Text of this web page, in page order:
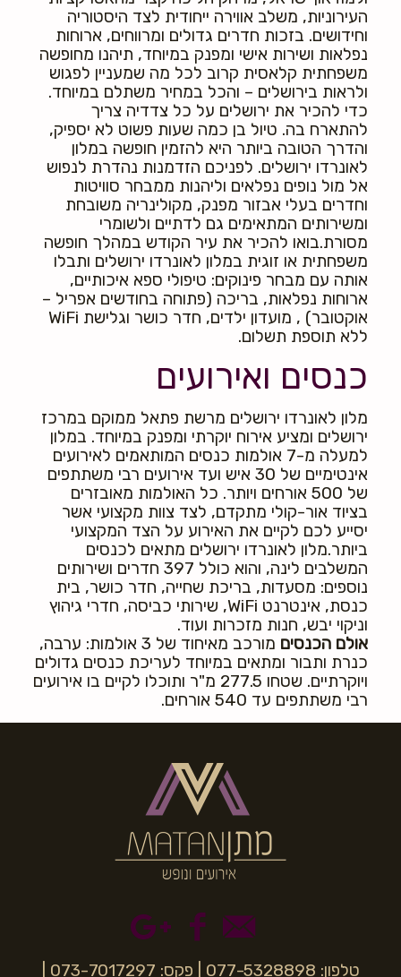
העירוניות, משלב אווירה ייחודית לצד היסטוריה
וחידושים. בזכות חדרים גדולים ומרווחים, ארוחות
נפלאות ושירות אישי ומפנק במיוחד, תיהנו מחופשה
משפחתית קלאסית קרוב לכל מה שמעניין לפגוש
ולראות בירושלים – והכל במחיר משתלם במיוחד.
כדי להכיר את ירושלים על כל צדדיה צריך
להתארח בה. טיול בן כמה שעות פשוט לא יספיק,
והדרך הטובה ביותר היא להזמין חופשה במלון
לאונרדו ירושלים. לפניכם הזדמנות נהדרת לנפוש
אל מול נופים נפלאים וליהנות ממבחר סוויטות
וחדרים בעלי אבזור מפנק, מקולינריה משובחת
ומשירותים המתאימים גם לדתיים ולשומרי
מסורת.בואו להכיר את עיר הקודש במהלך חופשה
משפחתית או זוגית במלון לאונרדו ירושלים ותבלו
אותה עם מבחר פינוקים: טיפולי ספא איכותיים,
ארוחות נפלאות, בריכה (פתוחה בחודשים אפריל –
אוקטובר) , מועדון ילדים, חדר כושר וגלישת WiFi
ללא תוספת תשלום.
כנסים ואירועים
מלון לאונרדו ירושלים מרשת פתאל ממוקם במרכז
ירושלים ומציע אירוח יוקרתי ומפנק במיוחד. במלון
למעלה מ-7 אולמות כנסים המותאמים לאירועים
אינטימיים של 30 איש ועד אירועים רבי משתתפים
של 500 אורחים ויותר. כל האולמות מאובזרים
בציוד אור-קולי מתקדם, לצד צוות מקצועי אשר
יסייע לכם לקיים את האירוע על הצד המקצועי
ביותר.מלון לאונרדו ירושלים מתאים לכנסים
המשלבים לינה, והוא כולל 397 חדרים ושירותים
נוספים: מסעדות, בריכת שחייה, חדר כושר, בית
כנסת, אינטרנט WiFi, שירותי כביסה, חדרי גיהוץ
וניקוי יבש, חנות מזכרות ועוד.
אולם הכנסים
מורכב מאיחוד של 3 אולמות: ערבה,
כנרת ותבור ומתאים במיוחד לעריכת כנסים גדולים
ויוקרתיים. שטחו 277.5 מ"ר ותוכלו לקיים בו אירועים
רבי משתתפים עד 540 אורחים.